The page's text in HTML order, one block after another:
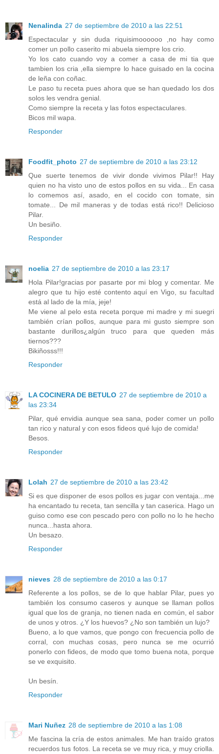
Nenalinda 27 de septiembre de 2010 a las 22:51
Espectacular y sin duda riquisimoooooo ,no hay como
comer un pollo caserito mi abuela siempre los crio.
Yo los cato cuando voy a comer a casa de mi tia que
tambien los cria ,ella siempre lo hace guisado en la cocina
de leña con coñac.
Le paso tu receta pues ahora que se han quedado los dos
solos les vendra genial.
Como siempre la receta y las fotos espectaculares.
Bicos mil wapa.
Responder
Foodfit_photo 27 de septiembre de 2010 a las 23:12
Que suerte tenemos de vivir donde vivimos Pilar!! Hay
quien no ha visto uno de estos pollos en su vida... En casa
lo comemos así, asado, en el cocido con tomate, sin
tomate... De mil maneras y de todas está rico!! Delicioso
Pilar.
Un besiño.
Responder
noelia 27 de septiembre de 2010 a las 23:17
Hola Pilar!gracias por pasarte por mi blog y comentar. Me
alegro que tu hijo esté contento aquí en Vigo, su facultad
está al lado de la mía, jeje!
Me viene al pelo esta receta porque mi madre y mi suegri
también crían pollos, aunque para mi gusto siempre son
bastante durillos¿algún truco para que queden más
tiernos???
Bikiñosss!!!
Responder
LA COCINERA DE BETULO 27 de septiembre de 2010 a
las 23:34
Pilar, qué envidia aunque sea sana, poder comer un pollo
tan rico y natural y con esos fideos qué lujo de comida!
Besos.
Responder
Lolah 27 de septiembre de 2010 a las 23:42
Si es que disponer de esos pollos es jugar con ventaja...me
ha encantado tu receta, tan sencilla y tan caserica. Hago un
guiso como ese con pescado pero con pollo no lo he hecho
nunca...hasta ahora.
Un besazo.
Responder
nieves 28 de septiembre de 2010 a las 0:17
Referente a los pollos, se de lo que hablar Pilar, pues yo
también los consumo caseros y aunque se llaman pollos
igual que los de granja, no tienen nada en común, el sabor
de unos y otros. ¿Y los huevos? ¿No son también un lujo?
Bueno, a lo que vamos, que pongo con frecuencia pollo de
corral, con muchas cosas, pero nunca se me ocurrió
ponerlo con fideos, de modo que tomo buena nota, porque
se ve exquisito.
Un besín.
Responder
Mari Nuñez 28 de septiembre de 2010 a las 1:08
Me fascina la cría de estos animales. Me han traído gratos
recuerdos tus fotos. La receta se ve muy rica, y muy criolla.